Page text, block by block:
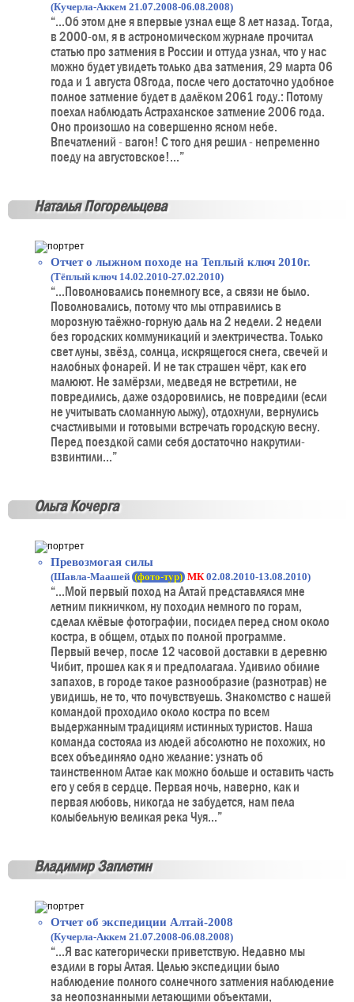
(Кучерла-Аккем 21.07.2008-06.08.2008)
“...Об этом дне я впервые узнал еще 8 лет назад. Тогда,
в 2000-ом, я в астрономическом журнале прочитал
статью про затмения в России и оттуда узнал, что у нас
можно будет увидеть только два затмения, 29 марта 06
года и 1 августа 08года, после чего достаточно удобное
полное затмение будет в далёком 2061 году.: Потому
поехал наблюдать Астраханское затмение 2006 года.
Оно произошло на совершенно ясном небе.
Впечатлений - вагон! С того дня решил - непременно
поеду на августовское!...”
Наталья Погорельцева
Отчет о лыжном походе на Теплый ключ 2010г.
(Тёплый ключ 14.02.2010-27.02.2010)
“...Поволновались понемногу все, а связи не было.
Поволновались, потому что мы отправились в
морозную таёжно-горную даль на 2 недели. 2 недели
без городских коммуникаций и электричества. Только
свет луны, звёзд, солнца, искрящегося снега, свечей и
налобных фонарей. И не так страшен чёрт, как его
малюют. Не замёрзли, медведя не встретили, не
повредились, даже оздоровились, не повредили (если
не учитывать сломанную лыжу), отдохнули, вернулись
счастливыми и готовыми встречать городскую весну.
Перед поездкой сами себя достаточно накрутили-
взвинтили...”
Ольга Кочерга
Превозмогая силы
(Шавла-Маашей (фото-тур) МК02.08.2010-13.08.2010)
“...Мой первый поход на Алтай представлялся мне
летним пикничком, ну походил немного по горам,
сделал клёвые фотографии, посидел перед сном около
костра, в общем, отдых по полной программе.
Первый вечер, после 12 часовой доставки в деревню
Чибит, прошел как я и предполагала. Удивило обилие
запахов, в городе такое разнообразие (разнотрав) не
увидишь, не то, что почувствуешь. Знакомство с нашей
командой проходило около костра по всем
выдержанным традициям истинных туристов. Наша
команда состояла из людей абсолютно не похожих, но
всех объединяло одно желание: узнать об
таинственном Алтае как можно больше и оставить часть
его у себя в сердце. Первая ночь, наверно, как и
первая любовь, никогда не забудется, нам пела
колыбельную великая река Чуя...”
Владимир Заплетин
Отчет об экспедиции Алтай-2008
(Кучерла-Аккем 21.07.2008-06.08.2008)
“...Я вас категорически приветствую. Недавно мы
ездили в горы Алтая. Целью экспедиции было
наблюдение полного солнечного затмения наблюдение
за неопознанными летающими объектами,